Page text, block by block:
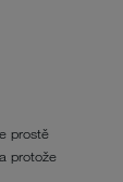
prostě
protože